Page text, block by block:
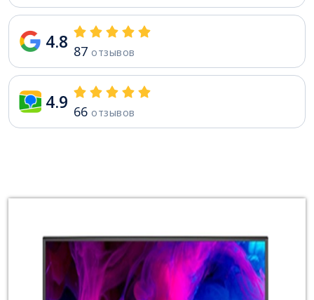
4.8 87 отзывов
4.9 66 отзывов